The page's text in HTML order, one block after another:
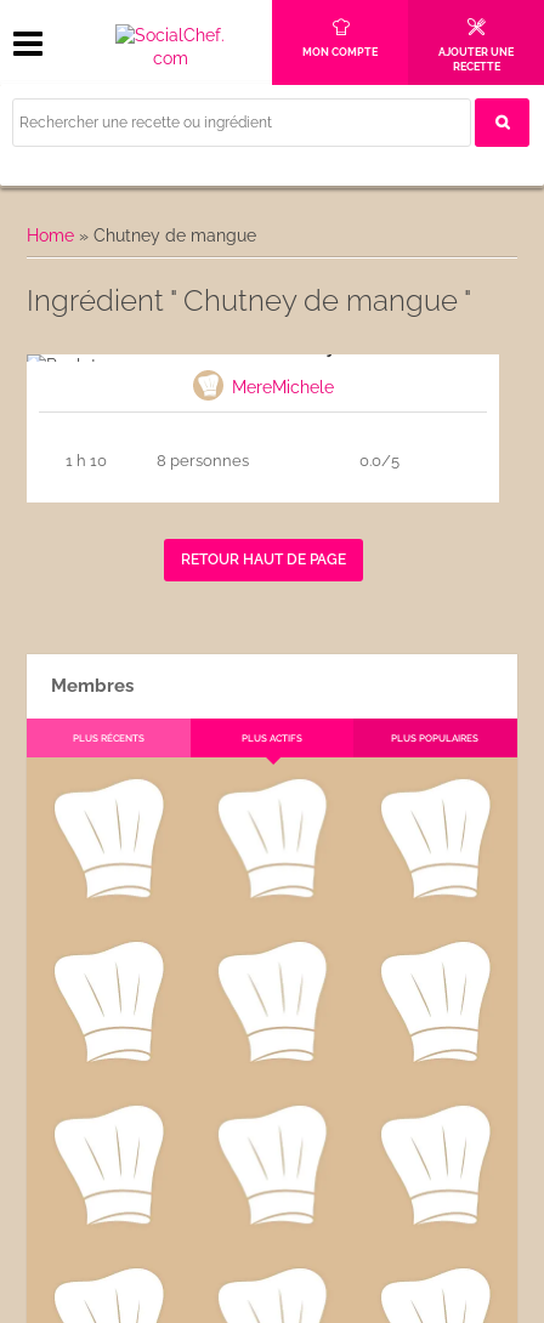
MON COMPTE
AJOUTER UNE
RECETTE
Home »Chutney de mangue
Ingrédient " Chutney de mangue "
MereMichele
1 h 10 8 personnes 0.0/5
RETOUR HAUT DE PAGE
Membres
PLUS RÉCENTS PLUS ACTIFS PLUS POPULAIRES